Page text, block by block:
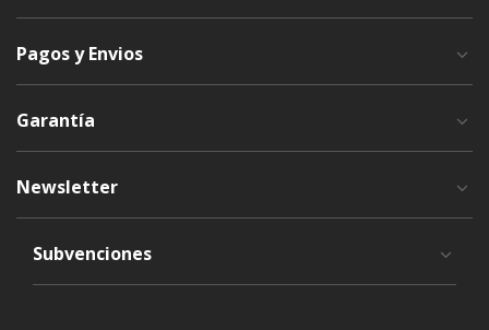
Pagos y Envios
Garantía
Newsletter
Subvenciones